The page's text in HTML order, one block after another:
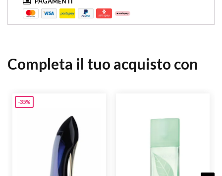
Completa il tuo acquisto con
-35%